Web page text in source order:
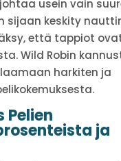
usein vain
sijaan keskity
että tappiot
Wild Robin
harkiten ja
Pelien
ja